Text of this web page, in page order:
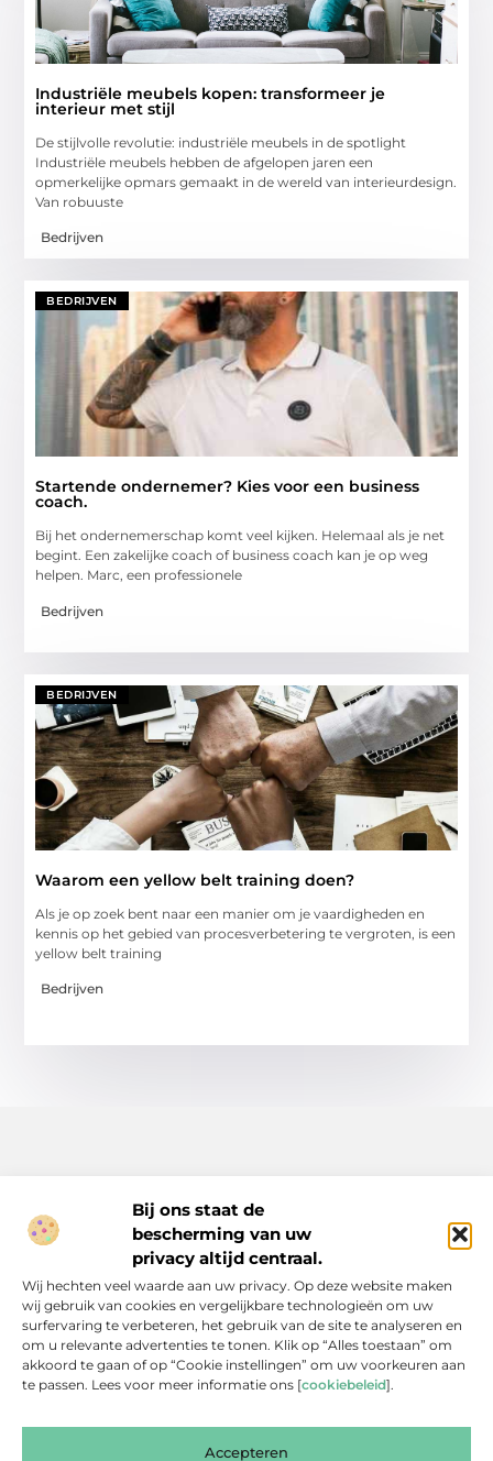
Bij ons staat de
bescherming van uw
privacy altijd centraal.
Wij hechten veel waarde aan uw privacy. Op deze website maken
wij gebruik van cookies en vergelijkbare technologieën om uw
surfervaring te verbeteren, het gebruik van de site te analyseren en
om u relevante advertenties te tonen. Klik op “Alles toestaan” om
akkoord te gaan of op “Cookie instellingen” om uw voorkeuren aan
te passen. Lees voor meer informatie ons [cookiebeleid].
Accepteren
Industriële meubels kopen: transformeer je
interieur met stijl
De stijlvolle revolutie: industriële meubels in de spotlight
Industriële meubels hebben de afgelopen jaren een
opmerkelijke opmars gemaakt in de wereld van interieurdesign.
Van robuuste
Bedrijven
BEDRIJVEN
Startende ondernemer? Kies voor een business
coach.
Bij het ondernemerschap komt veel kijken. Helemaal als je net
begint. Een zakelijke coach of business coach kan je op weg
helpen. Marc, een professionele
Bedrijven
BEDRIJVEN
Waarom een yellow belt training doen?
Als je op zoek bent naar een manier om je vaardigheden en
kennis op het gebied van procesverbetering te vergroten, is een
yellow belt training
Bedrijven
Inspiratie, tips en verhalen voor elk moment.
Ontdek een breed scala aan artikelen en blogs die je dagelijks
leven verrijken, van praktische adviezen tot boeiende verhalen.
Bericht categorie
Onze informatie